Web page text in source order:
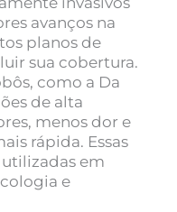
avanços na
planos de
sua cobertura.
como a Da
de alta
menos dor e
rápida. Essas
em
e